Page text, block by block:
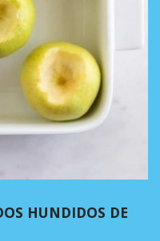
HUNDIDOS DE